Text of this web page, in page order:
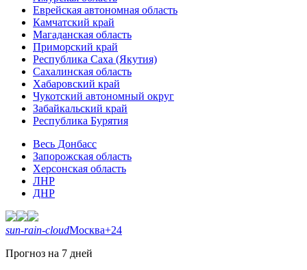
Еврейская автономная область
Камчатский край
Магаданская область
Приморский край
Республика Саха (Якутия)
Сахалинская область
Хабаровский край
Чукотский автономный округ
Забайкальский край
Республика Бурятия
Весь Донбасс
Запорожская область
Херсонская область
ЛНР
ДНР
sun-rain-cloudМосква+24
Прогноз на 7 дней